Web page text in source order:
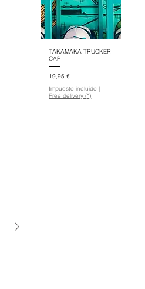
TAKAMAKA TRUCKER
CAP
Precio
19,95 €
Impuesto incluido |
Free delivery (*)